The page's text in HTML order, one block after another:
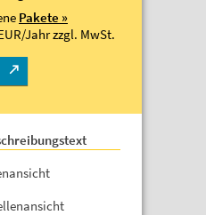
Pakete »
Jahrzzgl. MwSt.